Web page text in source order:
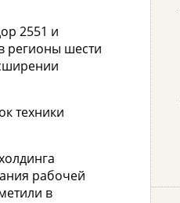
2551 и
регионы шести
техники
рабочей
в